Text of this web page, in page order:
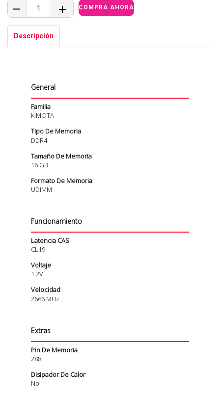
Descripción
General
Familia
KIMOTA
Tipo De Memoria
DDR4
Tamaño De Memoria
16 GB
Formato De Memoria
UDIMM
Funcionamiento
Latencia CAS
CL19
Voltaje
1.2V
Velocidad
2666 MHz
Extras
Pin De Memoria
288
Disipador De Calor
No